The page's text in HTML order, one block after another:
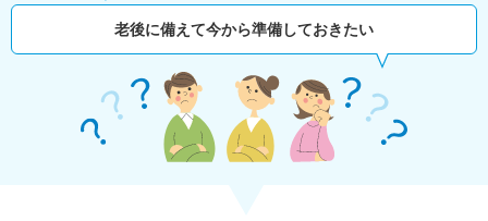
老後に備えて今から準備しておきたい